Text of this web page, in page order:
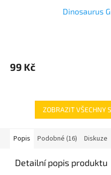
Dinosaurus
99 Kč
ZOBRAZIT VŠECHNY
Popis Podobné (16) Diskuze
Detailní popis produktu